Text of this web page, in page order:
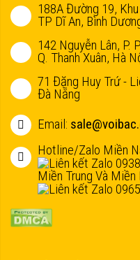
188A Đường 19,
TP Dĩ An, Bình
142 Nguyễn Lân, P.
Q. Thanh Xuân, Hà
71 Đặng Huy Trứ -
Đà Nẵng
Email:
Hotline/Zalo Miền
Miền Trung Và Miền